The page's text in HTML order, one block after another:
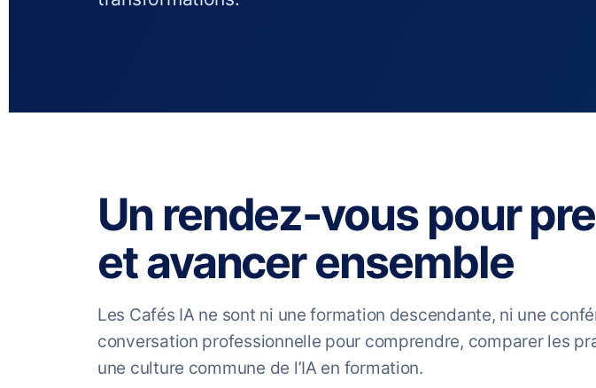
Un rendez-vous pour
et avancer ensemble
Les Cafés IA ne sont ni une formation descendante, ni une
conversation professionnelle pour comprendre, comparer les
une culture commune de l’IA en formation.